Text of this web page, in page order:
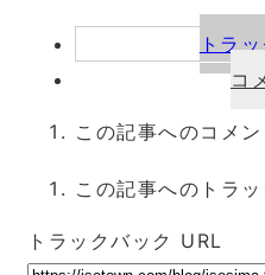
トラ
コ
この記事へのコメン
この記事へのトラ
トラックバック URL